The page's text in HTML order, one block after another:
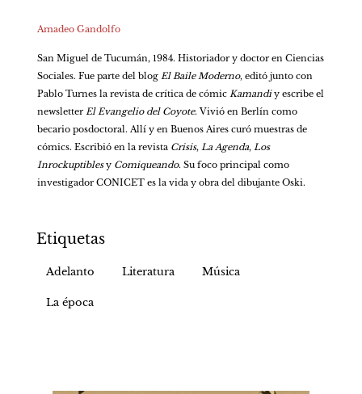
Amadeo Gandolfo
San Miguel de Tucumán, 1984. Historiador y doctor en Ciencias
Sociales. Fue parte del blog El Baile Moderno, editó junto con
Pablo Turnes la revista de crítica de cómic Kamandi y escribe el
newsletter El Evangelio del Coyote. Vivió en Berlín como
becario posdoctoral. Allí y en Buenos Aires curó muestras de
cómics. Escribió en la revista Crisis, La Agenda, Los
Inrockuptibles y Comiqueando. Su foco principal como
investigador CONICET es la vida y obra del dibujante Oski.
Etiquetas
Adelanto Literatura Música
La época